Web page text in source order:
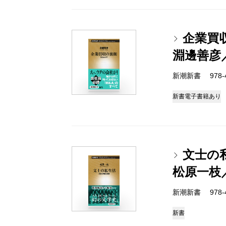
企業買
淵邊善彦
新潮新書
新書電子書籍あり
文士の
松原一枝
新潮新書
新書